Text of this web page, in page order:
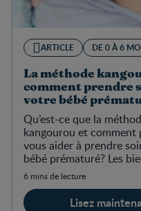
ARTICLE DE 0 À 6
La méthode
comment prendre
votre bébé
Qu’est-ce que la
kangourou et comment
vous aider à prendre
bébé prématuré? Les
méthode kangourou sont
6 mins de lecture
Lisez